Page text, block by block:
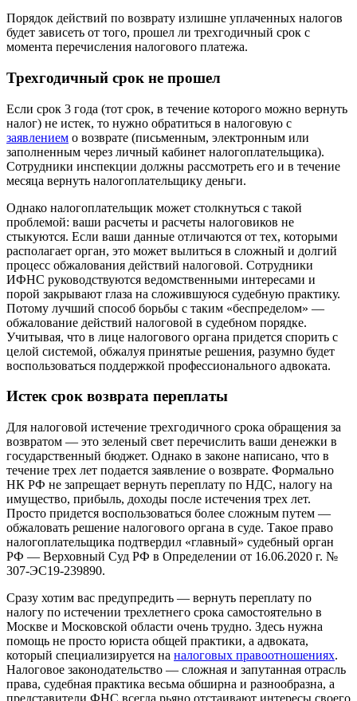
Порядок действий по возврату излишне уплаченных налогов
будет зависеть от того, прошел ли трехгодичный срок с
момента перечисления налогового платежа.
Трехгодичный срок не прошел
Если срок 3 года (тот срок, в течение которого можно вернуть
налог) не истек, то нужно обратиться в налоговую с
заявлением о возврате (письменным, электронным или
заполненным через личный кабинет налогоплательщика).
Сотрудники инспекции должны рассмотреть его и в течение
месяца вернуть налогоплательщику деньги.
Однако налогоплательщик может столкнуться с такой
проблемой: ваши расчеты и расчеты налоговиков не
стыкуются. Если ваши данные отличаются от тех, которыми
располагает орган, это может вылиться в сложный и долгий
процесс обжалования действий налоговой. Сотрудники
ИФНС руководствуются ведомственными интересами и
порой закрывают глаза на сложившуюся судебную практику.
Потому лучший способ борьбы с таким «беспределом» —
обжалование действий налоговой в судебном порядке.
Учитывая, что в лице налогового органа придется спорить с
целой системой, обжалуя принятые решения, разумно будет
воспользоваться поддержкой профессионального адвоката.
Истек срок возврата переплаты
Для налоговой истечение трехгодичного срока обращения за
возвратом — это зеленый свет перечислить ваши денежки в
государственный бюджет. Однако в законе написано, что в
течение трех лет подается заявление о возврате. Формально
НК РФ не запрещает вернуть переплату по НДС, налогу на
имущество, прибыль, доходы после истечения трех лет.
Просто придется воспользоваться более сложным путем —
обжаловать решение налогового органа в суде. Такое право
налогоплательщика подтвердил «главный» судебный орган
РФ — Верховный Суд РФ в Определении от 16.06.2020 г. №
307-ЭС19-239890.
Сразу хотим вас предупредить — вернуть переплату по
налогу по истечении трехлетнего срока самостоятельно в
Москве и Московской области очень трудно. Здесь нужна
помощь не просто юриста общей практики, а адвоката,
который специализируется на налоговых правоотношениях.
Налоговое законодательство — сложная и запутанная отрасль
права, судебная практика весьма обширна и разнообразна, а
представители ФНС всегда рьяно отстаивают интересы своего